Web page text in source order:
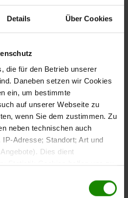
Details Über Cookies
die für den Betrieb unserer
Daneben setzen wir Cookies
ein, um bestimmte
auf unserer Webseite zu
wenn Sie dem zustimmen. Zu
neben technischen auch
Adresse; Standort; Art und
Dies dient
Statistik Cookies helfen uns zu
sammeln und sie
der Interliving Schlafzimmer
Stauraum mit einer
Optik.
aus Riffholz-Massivholzsetzt
und ergänzt die warme
Schieferfarben lackierte
runden das moderne Design
für Kleidung